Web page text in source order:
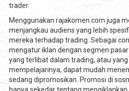
trader.
Menggunakan rajakomen.com juga
menjangkau audiens yang lebih
mereka terhadap trading. Sebagai
mengatur iklan dengan segmen
yang terlibat dalam trading, atau
mempelajarinya, dapat mudah
sedang dipromosikan. Promosi di
hanya sekedar tentang